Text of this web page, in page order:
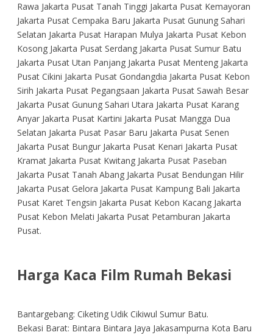
Rawa Jakarta Pusat Tanah Tinggi Jakarta Pusat Kemayoran
Jakarta Pusat Cempaka Baru Jakarta Pusat Gunung Sahari
Selatan Jakarta Pusat Harapan Mulya Jakarta Pusat Kebon
Kosong Jakarta Pusat Serdang Jakarta Pusat Sumur Batu
Jakarta Pusat Utan Panjang Jakarta Pusat Menteng Jakarta
Pusat Cikini Jakarta Pusat Gondangdia Jakarta Pusat Kebon
Sirih Jakarta Pusat Pegangsaan Jakarta Pusat Sawah Besar
Jakarta Pusat Gunung Sahari Utara Jakarta Pusat Karang
Anyar Jakarta Pusat Kartini Jakarta Pusat Mangga Dua
Selatan Jakarta Pusat Pasar Baru Jakarta Pusat Senen
Jakarta Pusat Bungur Jakarta Pusat Kenari Jakarta Pusat
Kramat Jakarta Pusat Kwitang Jakarta Pusat Paseban
Jakarta Pusat Tanah Abang Jakarta Pusat Bendungan Hilir
Jakarta Pusat Gelora Jakarta Pusat Kampung Bali Jakarta
Pusat Karet Tengsin Jakarta Pusat Kebon Kacang Jakarta
Pusat Kebon Melati Jakarta Pusat Petamburan Jakarta
Pusat.
Harga Kaca Film Rumah Bekasi
Bantargebang: Ciketing Udik Cikiwul Sumur Batu.
Bekasi Barat: Bintara Bintara Jaya Jakasampurna Kota Baru